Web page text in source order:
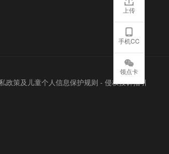
政策及儿童个人信息保护规则 - 侵权投诉指引
上传
手机CC
领点卡